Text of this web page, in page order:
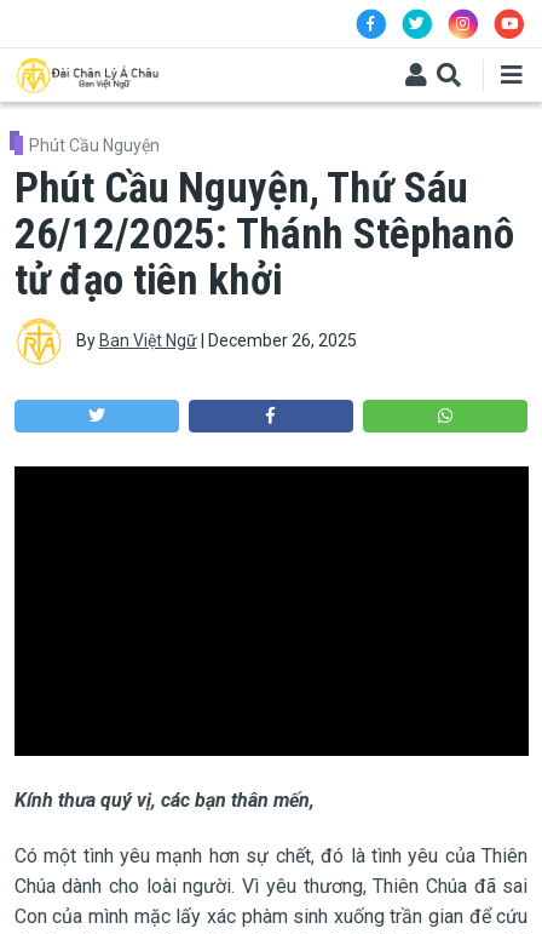
Phút Cầu Nguyện
Phút Cầu Nguyện, Thứ Sáu
26/12/2025: Thánh Stêphanô
tử đạo tiên khởi
By Ban Việt Ngữ| December 26, 2025
Kính thưa quý vị, các bạn thân mến,
Có một tình yêu mạnh hơn sự chết, đó là tình yêu của Thiên
Chúa dành cho loài người. Vì yêu thương, Thiên Chúa đã sai
Con của mình mặc lấy xác phàm sinh xuống trần gian để cứu